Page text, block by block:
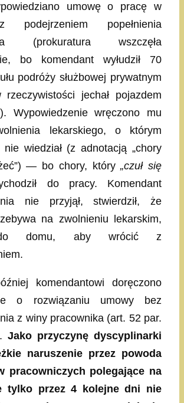
umowę o pracę w
podejrzeniem popełnienia
(prokuratura wszczęła
bo komendant wyłudził 70
podróży służbowej prywatnym
jechał pojazdem
Wypowiedzenie wręczono mu
lekarskiego, o którym
nie wiedział (z adnotacją „chory
— bo chory, który„czuł się
do pracy. Komendant
nie przyjął, stwierdził, że
na zwolnieniu lekarskim,
do domu, aby wrócić z
komendantowi doręczono
o rozwiązaniu umowy bez
z winy pracownika (art. 52 par.
Jako przyczynę dyscyplinarki
naruszenie przez powoda
pracowniczych polegające na
tylko przez 4 kolejne dni nie